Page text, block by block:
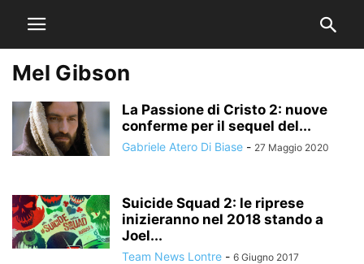
Mel Gibson
La Passione di Cristo 2: nuove
conferme per il sequel del...
Gabriele Atero Di Biase - 27 Maggio 2020
Suicide Squad 2: le riprese
inizieranno nel 2018 stando a
Joel...
Team News Lontre - 6 Giugno 2017